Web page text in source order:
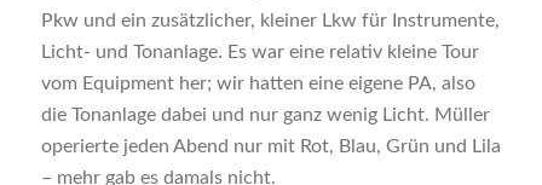
Pkw und ein zusätzlicher, kleiner Lkw für Instrumente,
Licht- und Tonanlage. Es war eine relativ kleine Tour
vom Equipment her; wir hatten eine eigene PA, also
die Tonanlage dabei und nur ganz wenig Licht. Müller
operierte jeden Abend nur mit Rot, Blau, Grün und Lila
– mehr gab es damals nicht.